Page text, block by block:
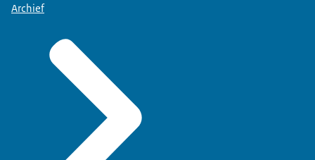
Archief